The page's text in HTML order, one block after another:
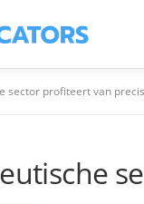
sector profiteert van